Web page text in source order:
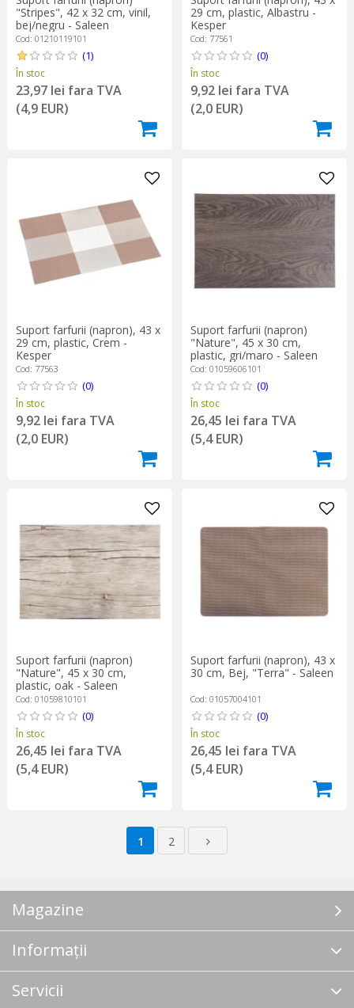
"Stripes", 42 x 32 cm, vinil,
bej/negru - Saleen
Cod: 01210119101
(1)
În stoc
23,97 lei fara TVA
(4,9 EUR)
29 cm, plastic, Albastru -
Kesper
Cod: 77561
(0)
În stoc
9,92 lei fara TVA
(2,0 EUR)
Suport farfurii (napron), 43 x
29 cm, plastic, Crem -
Kesper
Cod: 77563
(0)
În stoc
9,92 lei fara TVA
(2,0 EUR)
Suport farfurii (napron)
"Nature", 45 x 30 cm,
plastic, gri/maro - Saleen
Cod: 01059606101
(0)
În stoc
26,45 lei fara TVA
(5,4 EUR)
Suport farfurii (napron)
"Nature", 45 x 30 cm,
plastic, oak - Saleen
Cod: 01059810101
(0)
În stoc
26,45 lei fara TVA
(5,4 EUR)
Suport farfurii (napron), 43 x
30 cm, Bej, "Terra" - Saleen
Cod: 01057004101
(0)
În stoc
26,45 lei fara TVA
(5,4 EUR)
1 2
Magazine
Informații
Servicii